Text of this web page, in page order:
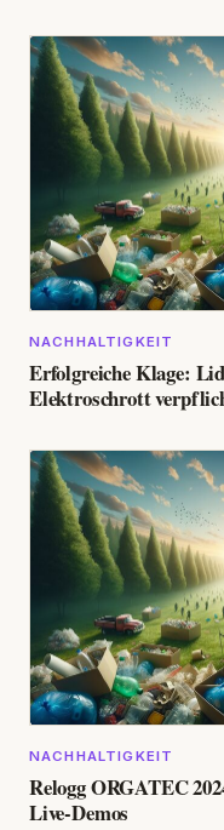
NACHHALTIGKEIT
Erfolgreiche Klage:
Elektroschrott
NACHHALTIGKEIT
Relogg ORGATEC
Live-Demos